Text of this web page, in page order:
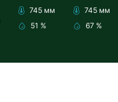
745 мм
51 %
745 мм
67 %